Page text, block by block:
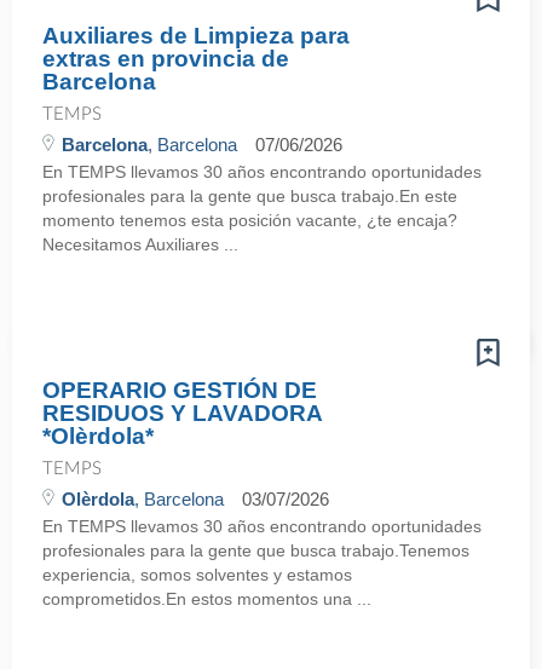
Auxiliares de Limpieza para
extras en provincia de
Barcelona
TEMPS
Barcelona, Barcelona 07/06/2026
En TEMPS llevamos 30 años encontrando oportunidades
profesionales para la gente que busca trabajo.En este
momento tenemos esta posición vacante, ¿te encaja?
Necesitamos Auxiliares ...
OPERARIO GESTIÓN DE
RESIDUOS Y LAVADORA
*Olèrdola*
TEMPS
Olèrdola, Barcelona 03/07/2026
En TEMPS llevamos 30 años encontrando oportunidades
profesionales para la gente que busca trabajo.Tenemos
experiencia, somos solventes y estamos
comprometidos.En estos momentos una ...